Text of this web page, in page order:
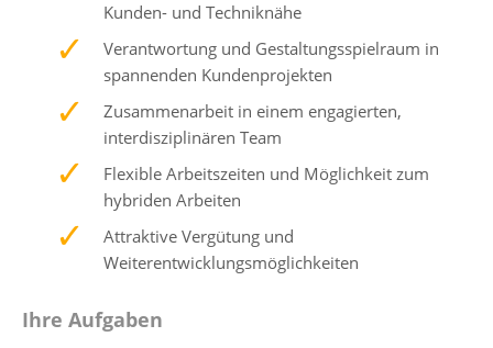
Kunden- und Techniknähe
Verantwortung und Gestaltungsspielraum in
spannenden Kundenprojekten
Zusammenarbeit in einem engagierten,
interdisziplinären Team
Flexible Arbeitszeiten und Möglichkeit zum
hybriden Arbeiten
Attraktive Vergütung und
Weiterentwicklungsmöglichkeiten
Ihre Aufgaben